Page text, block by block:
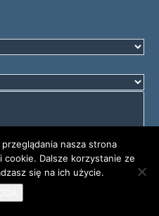
nasza strona
Dalsze korzystanie ze
się na ich użycie.